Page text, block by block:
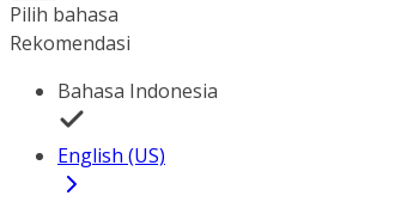
Pilih bahasa
Rekomendasi
Bahasa Indonesia
English (US)